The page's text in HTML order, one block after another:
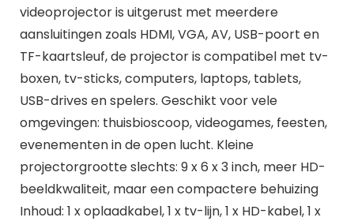
videoprojector is uitgerust met meerdere
aansluitingen zoals HDMI, VGA, AV, USB-poort en
TF-kaartsleuf, de projector is compatibel met tv-
boxen, tv-sticks, computers, laptops, tablets,
USB-drives en spelers. Geschikt voor vele
omgevingen: thuisbioscoop, videogames, feesten,
evenementen in de open lucht. Kleine
projectorgrootte slechts: 9 x 6 x 3 inch, meer HD-
beeldkwaliteit, maar een compactere behuizing
Inhoud: 1 x oplaadkabel, 1 x tv-lijn, 1 x HD-kabel, 1 x